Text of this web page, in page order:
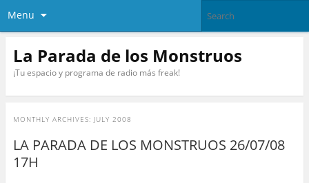
Menu
La Parada de los Monstruos
¡Tu espacio y programa de radio más freak!
MONTHLY ARCHIVES: JULY 2008
LA PARADA DE LOS MONSTRUOS 26/07/08
17H